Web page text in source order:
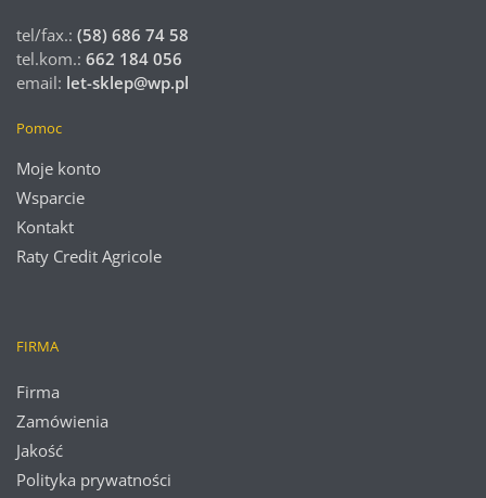
tel/fax.: (58) 686 74 58
tel.kom.: 662 184 056
email: let-sklep@wp.pl
Pomoc
Moje konto
Wsparcie
Kontakt
Raty Credit Agricole
FIRMA
Firma
Zamówienia
Jakość
Polityka prywatności